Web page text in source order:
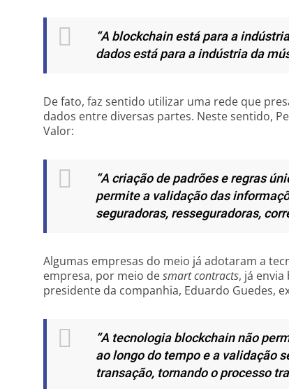
“A blockchain está para a
dados está para a indústria da
De fato, faz sentido utilizar uma rede que
dados entre diversas partes. Neste sentido,
Valor:
“A criação de padrões e regras
permite a validação das
seguradoras, resseguradoras,
Algumas empresas do meio já adotaram a
empresa, por meio desmart contracts, já envia
presidente da companhia, Eduardo Guedes,
“A tecnologia blockchain não
ao longo do tempo e a validação
transação, tornando o processo